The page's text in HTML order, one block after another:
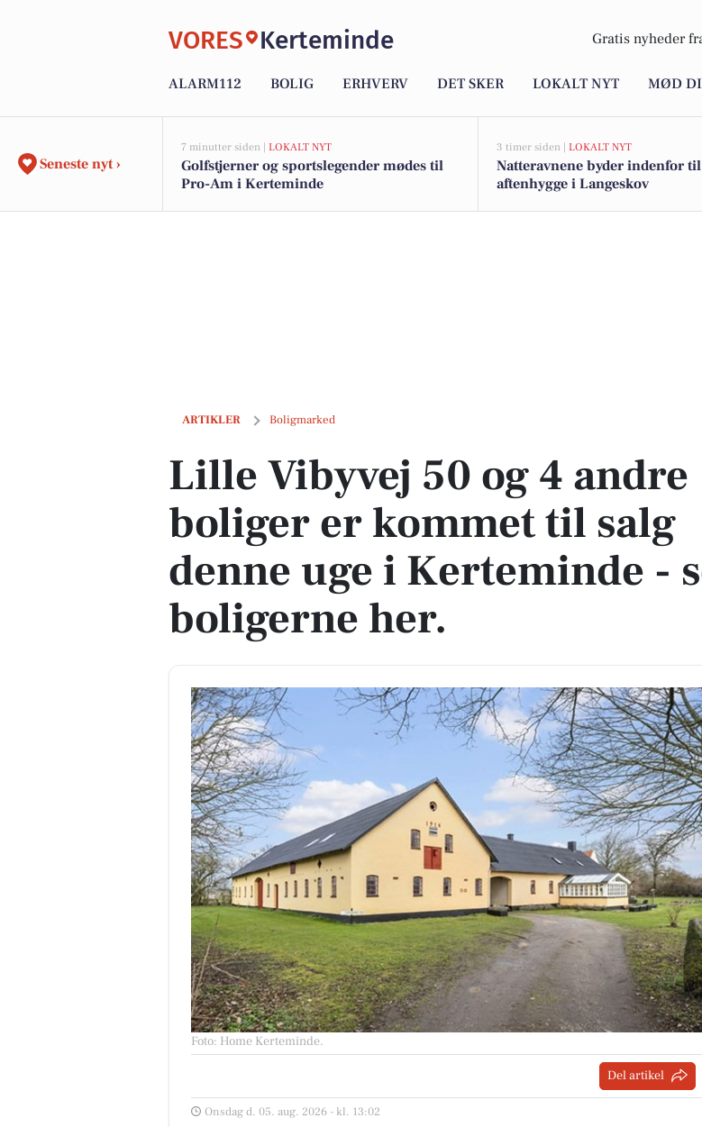
VORES Kerteminde Gratis nyheder
ALARM112 BOLIG ERHVERV DET SKER LOKALT NYT MØD
Seneste nyt ›
7 minutter siden | LOKALT NYT
Golfstjerner og sportslegender mødes til
Pro-Am i Kerteminde
3 timer siden | LOKALT NYT
Natteravnene byder indenfor til
aftenhygge i Langeskov
ARTIKLER Boligmarked
Lille Vibyvej 50 og 4 andre boliger er kommet til salg denne uge i Kerteminde - se boligerne her.
Lille Vibyvej 50 og 4 andre
boliger er kommet til salg
denne uge i Kerteminde -
boligerne her.
Foto: Home Kerteminde.
Del artikel
Onsdag d. 05. aug. 2026 - kl. 13:02